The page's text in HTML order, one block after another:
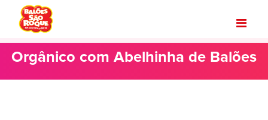
Orgânico com Abelhinha de Balões